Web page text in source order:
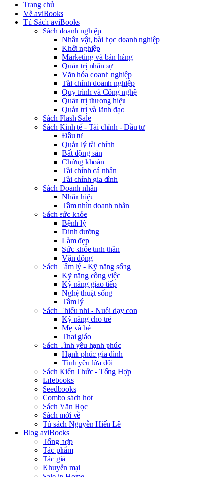
Trang chủ
Về aviBooks
Tủ Sách aviBooks
Sách doanh nghiệp
Nhân vật, bài học doanh nghiệp
Khởi nghiệp
Marketing và bán hàng
Quản trị nhân sự
Văn hóa doanh nghiệp
Tài chính doanh nghiệp
Quy trình và Công nghệ
Quản trị thương hiệu
Quản trị và lãnh đạo
Sách Flash Sale
Sách Kinh tế - Tài chính - Đầu tư
Đầu tư
Quản lý tài chính
Bất động sản
Chứng khoán
Tài chính cá nhân
Tài chính gia đình
Sách Doanh nhân
Nhân hiệu
Tầm nhìn doanh nhân
Sách sức khỏe
Bệnh lý
Dinh dưỡng
Làm đẹp
Sức khỏe tinh thần
Vận động
Sách Tâm lý - Kỹ năng sống
Kỹ năng công việc
Kỹ năng giao tiếp
Nghệ thuật sống
Tâm lý
Sách Thiếu nhi - Nuôi dạy con
Kỹ năng cho trẻ
Mẹ và bé
Thai giáo
Sách Tình yêu hạnh phúc
Hạnh phúc gia đình
Tình yêu lứa đôi
Sách Kiến Thức - Tổng Hợp
Lifebooks
Seedbooks
Combo sách hot
Sách Văn Học
Sách mới về
Tủ sách Nguyễn Hiến Lê
Blog aviBooks
Tổng hợp
Tác phẩm
Tác giả
Khuyến mại